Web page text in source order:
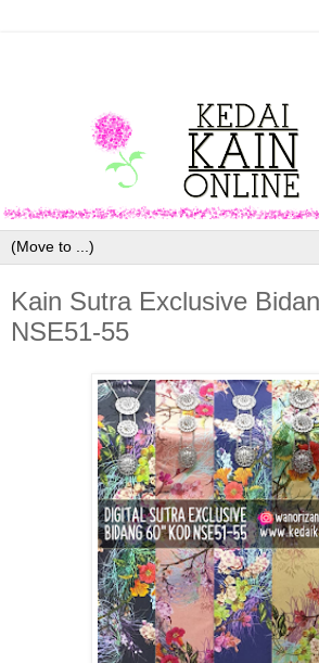
Kain Sutra Exclusive
NSE51-55